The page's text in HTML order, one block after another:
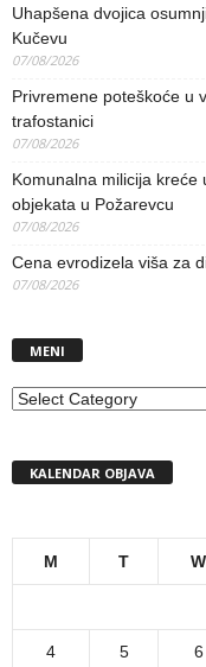
Uhapšena dvojica
Kučevu
07/08/2026
Privremene poteškoće u
trafostanici
07/08/2026
Komunalna milicija kreće
objekata u Požarevcu
07/08/2026
Cena evrodizela viša za
07/08/2026
MENI
MENI
KALENDAR OBJAVA
M T W
4 5 6